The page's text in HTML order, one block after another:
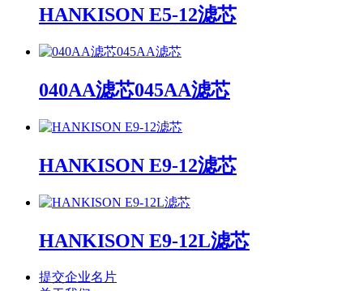
HANKISON E5-12滤芯
040AA滤芯045AA滤芯
HANKISON E9-12滤芯
HANKISON E9-12L滤芯
提交企业名片